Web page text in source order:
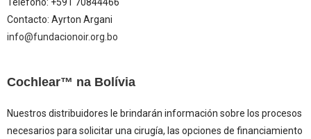
Contacto: Ayrton Argani
info@fundacionoir.org.bo
Cochlear™ na Bolívia
Nuestros distribuidores le brindarán información sobre los procesos
necesarios para solicitar una cirugía, las opciones de financiamiento